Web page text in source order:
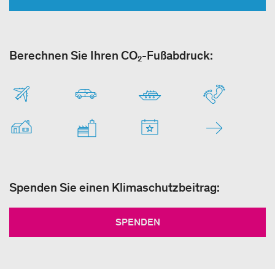
Berechnen Sie Ihren CO₂-Fußabdruck:
Spenden Sie einen Klimaschutzbeitrag:
SPENDEN